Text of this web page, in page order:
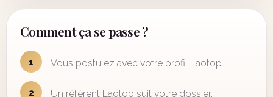
Comment ça se passe ?
1 Vous postulez avec votre profil Laotop.
2 Un référent Laotop suit votre dossier.